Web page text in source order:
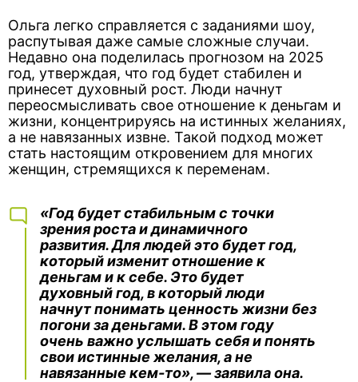
Ольга легко справляется с заданиями шоу,
распутывая даже самые сложные случаи.
Недавно она поделилась прогнозом на 2025
год, утверждая, что год будет стабилен и
принесет духовный рост. Люди начнут
переосмысливать свое отношение к деньгам и
жизни, концентрируясь на истинных желаниях,
а не навязанных извне. Такой подход может
стать настоящим откровением для многих
женщин, стремящихся к переменам.
«Год будет стабильным с точки
зрения роста и динамичного
развития. Для людей это будет год,
который изменит отношение к
деньгам и к себе. Это будет
духовный год, в который люди
начнут понимать ценность жизни без
погони за деньгами. В этом году
очень важно услышать себя и понять
свои истинные желания, а не
навязанные кем-то», — заявила она.